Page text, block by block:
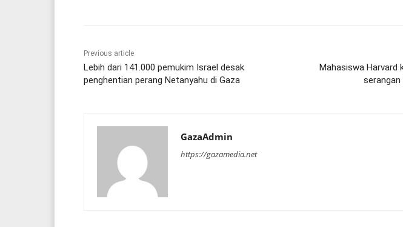
Previous article
Lebih dari 141.000 pemukim Israel desak
penghentian perang Netanyahu di Gaza
Mahasiswa Harvard
GazaAdmin
https://gazamedia.net